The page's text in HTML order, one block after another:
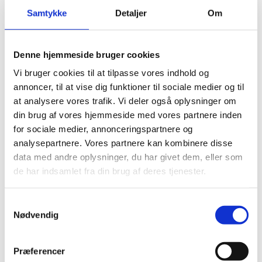
Samtykke Detaljer Om
Denne hjemmeside bruger cookies
Vi bruger cookies til at tilpasse vores indhold og
annoncer, til at vise dig funktioner til sociale medier og til
at analysere vores trafik. Vi deler også oplysninger om
din brug af vores hjemmeside med vores partnere inden
for sociale medier, annonceringspartnere og
analysepartnere. Vores partnere kan kombinere disse
data med andre oplysninger, du har givet dem, eller som
de har indsamlet fra din brug af deres tjenester.
Nødvendig
Præferencer
u/damspær
720,00kr.Den
oprindelige
pris
var:
720,00 kr..
499,00kr.Den
aktuelle
pris
er:
499,00 kr..
Andre har også kigget
på...
-20% -20%